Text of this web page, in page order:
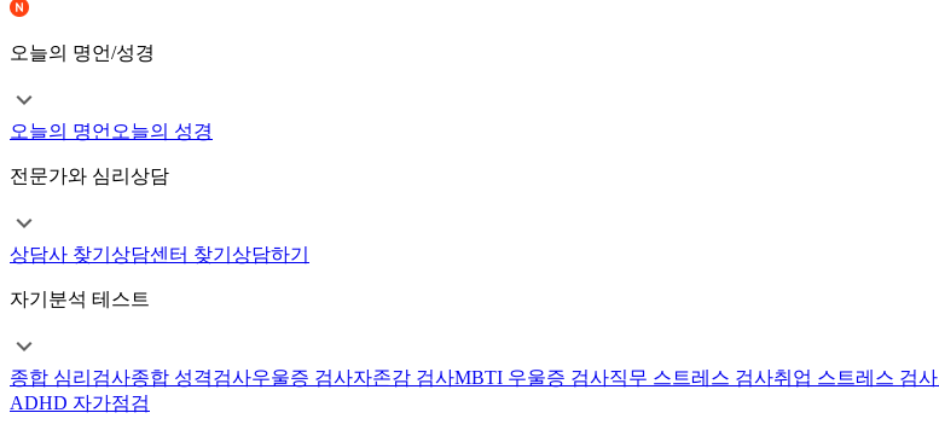
오늘의 명언/성경
오늘의 명언 오늘의 성경
전문가와 심리상담
상담사 찾기 상담센터 찾기 상담하기
자기분석 테스트
종합 심리검사종합 성격검사우울증 검사자존감 검사MBTI 우울증 검사직무 스트레스 검사취업 스트레스 검사
ADHD 자가점검